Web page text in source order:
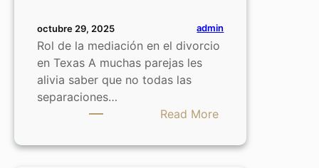
octubre 29, 2025 admin
Rol de la mediación en el divorcio
en Texas A muchas parejas les
alivia saber que no todas las
separaciones…
Read More:
rol